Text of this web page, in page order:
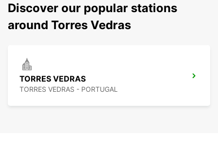
Discover our popular stations
around Torres Vedras
TORRES VEDRAS
TORRES VEDRAS - PORTUGAL